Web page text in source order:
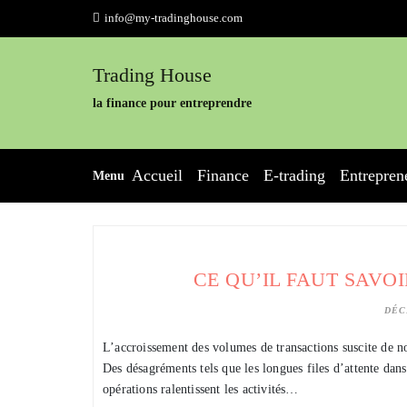
info@my-tradinghouse.com
Trading House
la finance pour entreprendre
Menu Accueil Finance E-trading
CE QU’IL FAUT
L’accroissement des volumes de transactions suscite
Des désagréments tels que les longues files d’attente
opérations ralentissent les activités…